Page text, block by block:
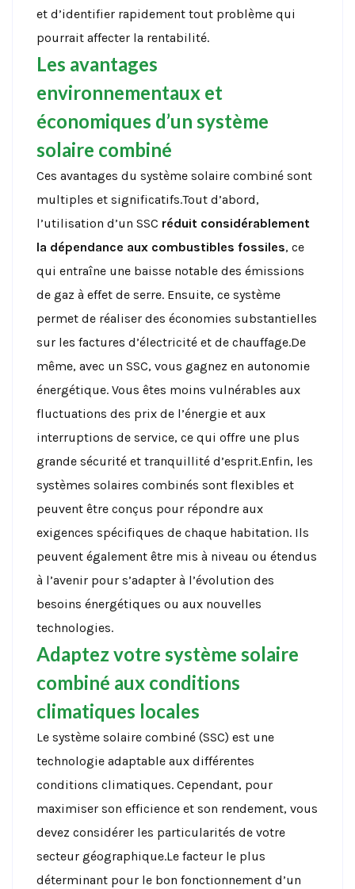
et d’identifier rapidement tout problème qui
pourrait affecter la rentabilité.
Les avantages
environnementaux et
économiques d’un système
solaire combiné
Ces avantages du système solaire combiné sont
multiples et significatifs.Tout d’abord,
l’utilisation d’un SSC réduit considérablement
la dépendance aux combustibles fossiles, ce
qui entraîne une baisse notable des émissions
de gaz à effet de serre. Ensuite, ce système
permet de réaliser des économies substantielles
sur les factures d’électricité et de chauffage.De
même, avec un SSC, vous gagnez en autonomie
énergétique. Vous êtes moins vulnérables aux
fluctuations des prix de l’énergie et aux
interruptions de service, ce qui offre une plus
grande sécurité et tranquillité d’esprit.Enfin, les
systèmes solaires combinés sont flexibles et
peuvent être conçus pour répondre aux
exigences spécifiques de chaque habitation. Ils
peuvent également être mis à niveau ou étendus
à l’avenir pour s’adapter à l’évolution des
besoins énergétiques ou aux nouvelles
technologies.
Adaptez votre système solaire
combiné aux conditions
climatiques locales
Le système solaire combiné (SSC) est une
technologie adaptable aux différentes
conditions climatiques. Cependant, pour
maximiser son efficience et son rendement, vous
devez considérer les particularités de votre
secteur géographique.Le facteur le plus
déterminant pour le bon fonctionnement d’un